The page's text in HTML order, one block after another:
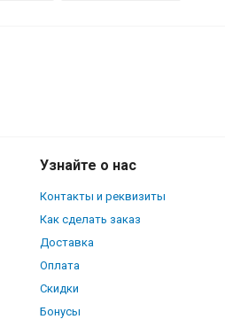
Узнайте о нас
Контакты и реквизиты
Как сделать заказ
Доставка
Оплата
Скидки
Бонусы